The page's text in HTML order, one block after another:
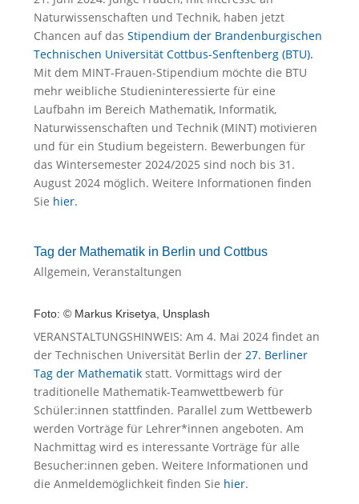
Naturwissenschaften und Technik, haben jetzt
Chancen auf das Stipendium der Brandenburgischen
Technischen Universität Cottbus-Senftenberg (BTU).
Mit dem MINT-Frauen-Stipendium möchte die BTU
mehr weibliche Studieninteressierte für eine
Laufbahn im Bereich Mathematik, Informatik,
Naturwissenschaften und Technik (MINT) motivieren
und für ein Studium begeistern. Bewerbungen für
das Wintersemester 2024/2025 sind noch bis 31.
August 2024 möglich. Weitere Informationen finden
Sie hier.
Tag der Mathematik in Berlin und Cottbus
Allgemein, Veranstaltungen
Foto: © Markus Krisetya, Unsplash
VERANSTALTUNGSHINWEIS: Am 4. Mai 2024 findet an
der Technischen Universität Berlin der 27. Berliner
Tag der Mathematik statt. Vormittags wird der
traditionelle Mathematik-Teamwettbewerb für
Schüler:innen stattfinden. Parallel zum Wettbewerb
werden Vorträge für Lehrer*innen angeboten. Am
Nachmittag wird es interessante Vorträge für alle
Besucher:innen geben. Weitere Informationen und
die Anmeldemöglichkeit finden Sie hier.